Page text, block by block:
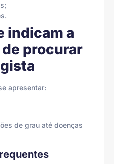
indicam a
procurar
apresentar:
de grau até doenças